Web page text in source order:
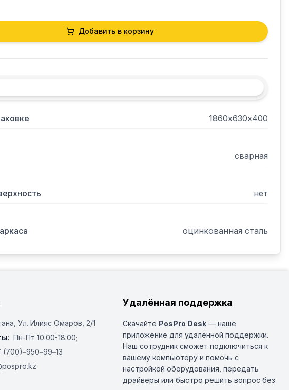
Добавить в корзину
1860х630х400
сварная
нет
оцинкованная сталь
​Ул. Илияс Омаров, 2/1
Пн-Пт 10:00-18:00;
(700)‒950‒99‒13
Удалённая поддержка
Скачайте PosPro Desk — наше
приложение для удалённой поддержки.
Наш сотрудник сможет подключиться к
вашему компьютеру и помочь с
настройкой оборудования, передать
драйверы или быстро решить вопрос без